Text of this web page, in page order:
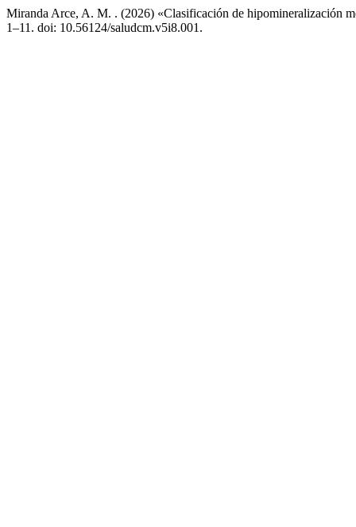
Miranda Arce, A. M. . (2026) «Clasificación de hipomineralización
1–11. doi: 10.56124/saludcm.v5i8.001.